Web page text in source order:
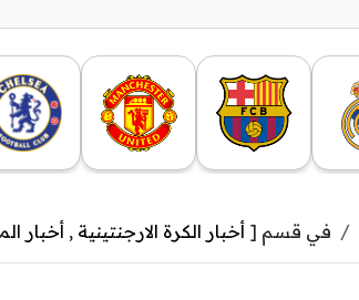
في قسم [ أخبار الكرة الارجنتينية , أخبار